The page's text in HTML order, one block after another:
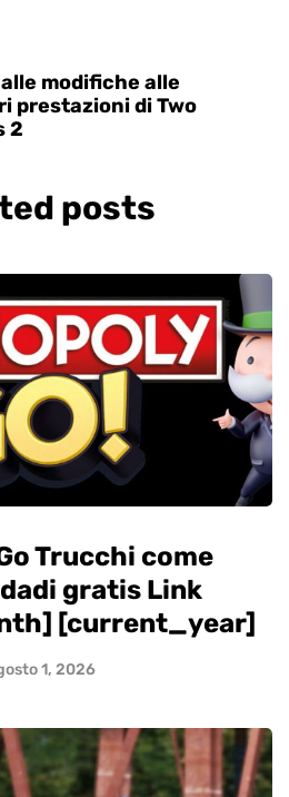
modifiche alle
prestazioni di Two
2
posts
Trucchi come
gratis Link
[current_year]
1, 2026